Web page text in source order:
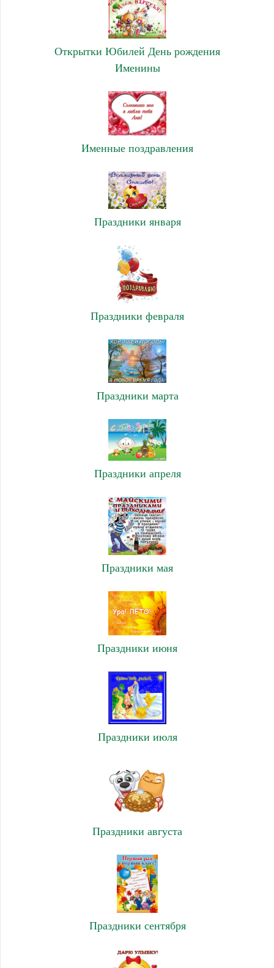
Открытки Юбилей День рождения
Именины
Именные поздравления
Праздники января
Праздники февраля
Праздники марта
Праздники апреля
Праздники мая
Праздники июня
Праздники июля
Праздники августа
Праздники сентября